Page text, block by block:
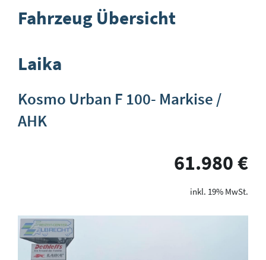
Fahrzeug Übersicht
Laika
Kosmo Urban F 100- Markise /
AHK
61.980 €
19% MwSt.